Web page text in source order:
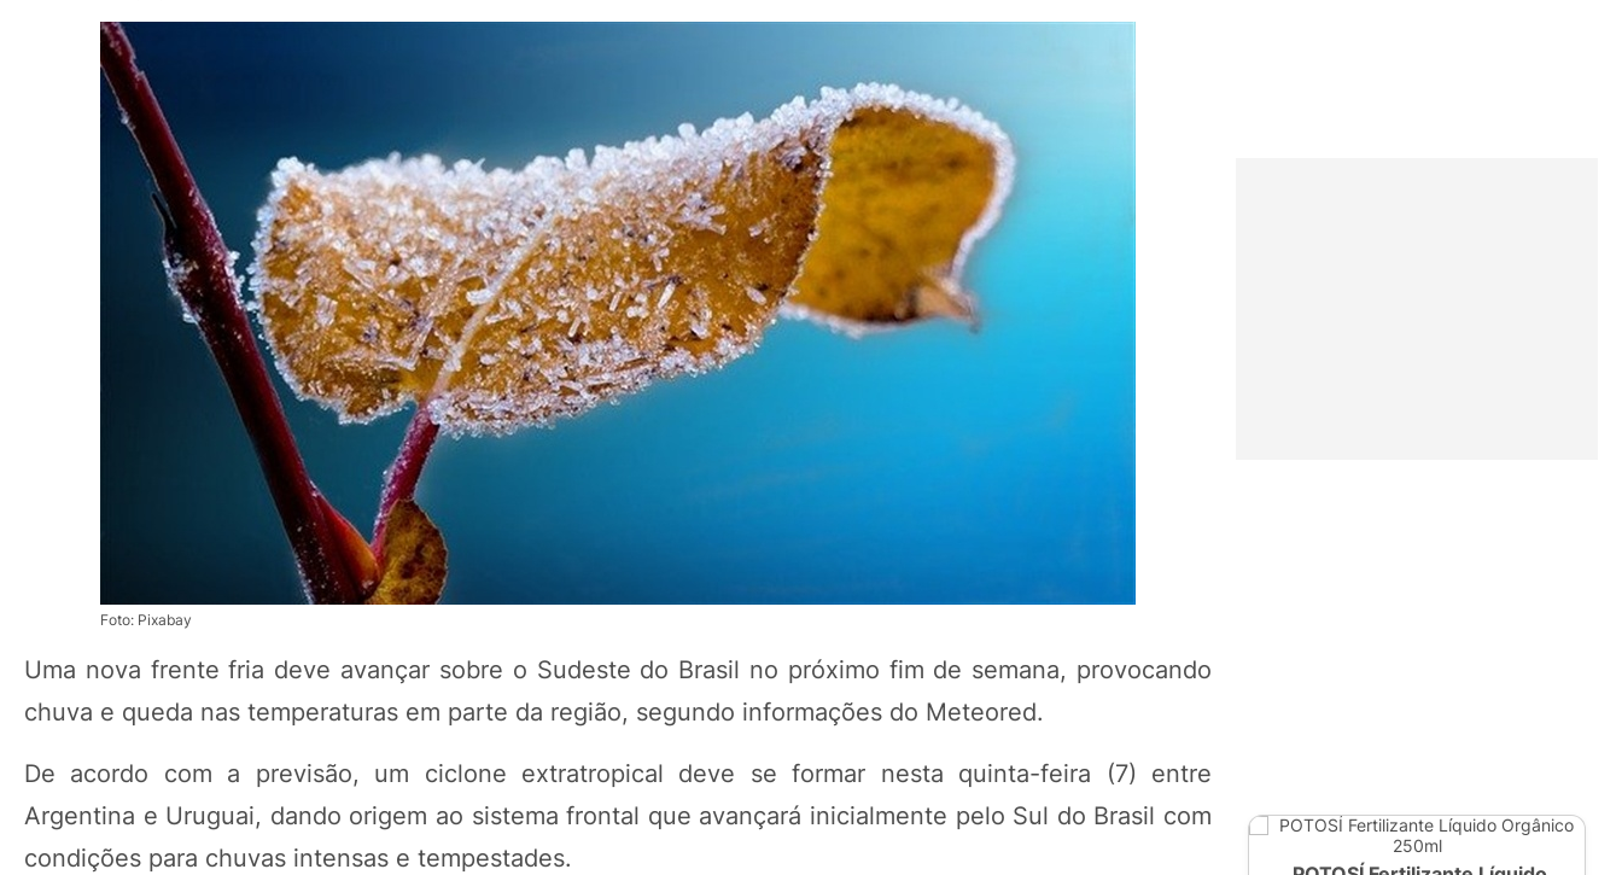
Foto: Pixabay
Uma nova frente fria deve avançar sobre o Sudeste do Brasil no próximo fim de semana, provocando
chuva e queda nas temperaturas em parte da região, segundo informações do Meteored.
De acordo com a previsão, um ciclone extratropical deve se formar nesta quinta-feira (7) entre
Argentina e Uruguai, dando origem ao sistema frontal que avançará inicialmente pelo Sul do Brasil com
condições para chuvas intensas e tempestades.